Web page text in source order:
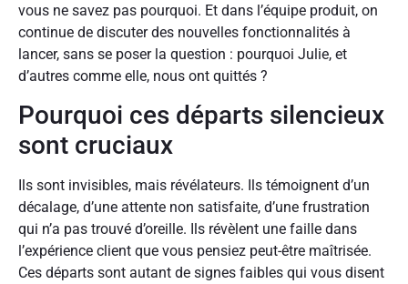
vous ne savez pas pourquoi. Et dans l’équipe produit, on
continue de discuter des nouvelles fonctionnalités à
lancer, sans se poser la question : pourquoi Julie, et
d’autres comme elle, nous ont quittés ?
Pourquoi ces départs silencieux
sont cruciaux
Ils sont invisibles, mais révélateurs. Ils témoignent d’un
décalage, d’une attente non satisfaite, d’une frustration
qui n’a pas trouvé d’oreille. Ils révèlent une faille dans
l’expérience client que vous pensiez peut-être maîtrisée.
Ces départs sont autant de signes faibles qui vous disent